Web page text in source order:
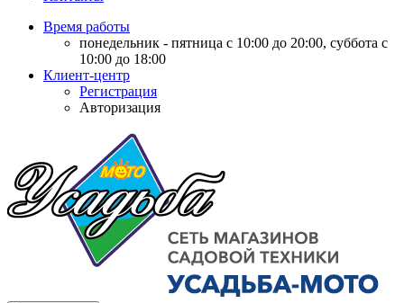
Время работы
понедельник - пятница с 10:00 до 20:00, суббота с
10:00 до 18:00
Клиент-центр
Регистрация
Авторизация